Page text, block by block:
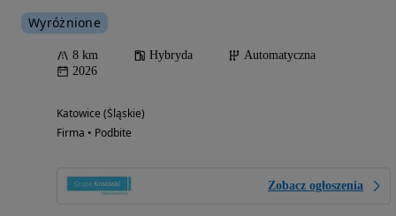
Wyróżnione
8 km Hybryda
Automatyczna
2026
Katowice (Śląskie)
Firma • Podbite
Zobacz ogłoszenia